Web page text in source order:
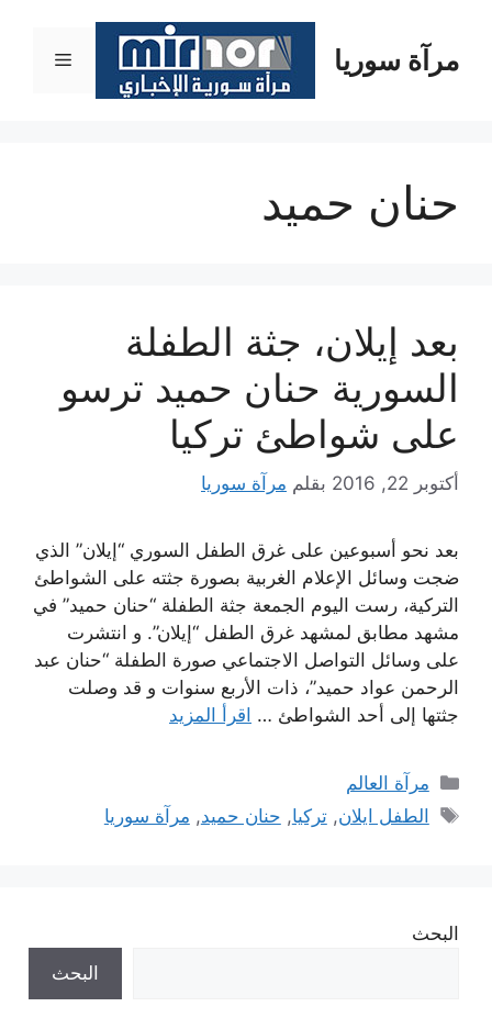
المحتوىمرآة سوريا القائمة
حنان حميد
بعد إيلان، جثة الطفلة
السورية حنان حميد ترسو
على شواطئ تركيا
أكتوبر 22, 2016 بقلم مرآة سوريا
بعد نحو أسبوعين على غرق الطفل السوري “إيلان” الذي
ضجت وسائل الإعلام الغربية بصورة جثته على الشواطئ
التركية، رست اليوم الجمعة جثة الطفلة “حنان حميد” في
مشهد مطابق لمشهد غرق الطفل “إيلان”. و انتشرت
على وسائل التواصل الاجتماعي صورة الطفلة “حنان عبد
الرحمن عواد حميد”، ذات الأربع سنوات و قد وصلت
جثتها إلى أحد الشواطئ … اقرأ المزيد
التصنيفات
مرآة العالم
الوسوم
الطفل ايلان,تركيا, حنان حميد, مرآة سوريا
البحث
البحث